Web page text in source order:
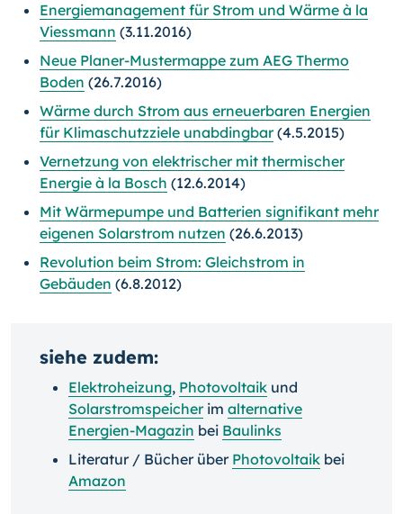
Energiemanagement für Strom und Wärme à la
Viessmann (3.11.2016)
Neue Planer-Mustermappe zum AEG Thermo
Boden (26.7.2016)
Wärme durch Strom aus erneuerbaren Energien
für Klimaschutzziele unabdingbar(4.5.2015)
Vernetzung von elektrischer mit thermischer
Energie à la Bosch (12.6.2014)
Mit Wärmepumpe und Batterien signifikant mehr
eigenen Solarstrom nutzen (26.6.2013)
Revolution beim Strom: Gleichstrom in
Gebäuden (6.8.2012)
siehe zudem:
Elektroheizung, Photovoltaik und
Solarstromspeicherim alternative
Energien-Magazin bei Baulinks
Literatur / Bücher über Photovoltaik bei
Amazon